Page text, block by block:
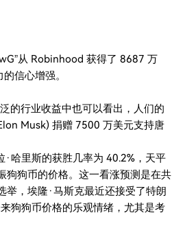
从 Robinhood 获得了 8687 万
信心增强。
的行业收益中也可以看出，人们的
Musk) 捐赠 7500 万美元支持唐
哈里斯的获胜几率为 40.2%，天平
狗狗币的价格。这一看涨预测是在共
举，埃隆·马斯克最近还接受了特朗
狗狗币价格的乐观情绪，尤其是考